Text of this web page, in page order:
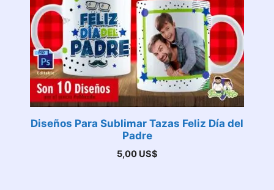
Diseños Para Sublimar Tazas Feliz Día del
Padre
5,00 US$